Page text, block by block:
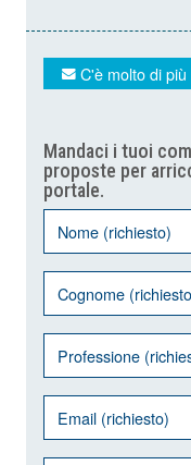
C'è molto di
Mandaci i tuoi
proposte per
portale.